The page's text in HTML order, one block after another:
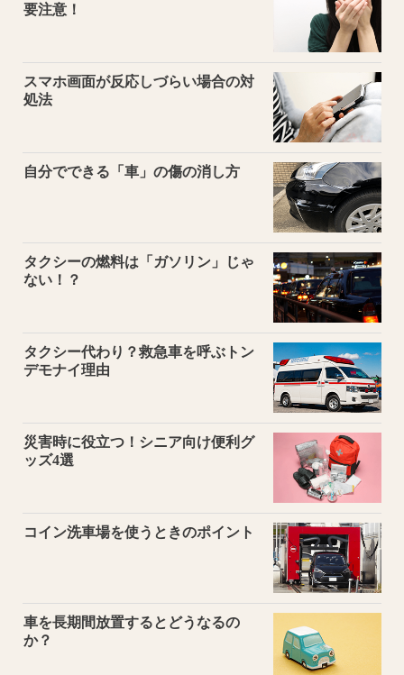
要注意！
スマホ画面が反応しづらい場合の対
処法
自分でできる「車」の傷の消し方
タクシーの燃料は「ガソリン」じゃ
ない！？
タクシー代わり？救急車を呼ぶトン
デモナイ理由
災害時に役立つ！シニア向け便利グ
ッズ4選
コイン洗車場を使うときのポイント
車を長期間放置するとどうなるの
か？